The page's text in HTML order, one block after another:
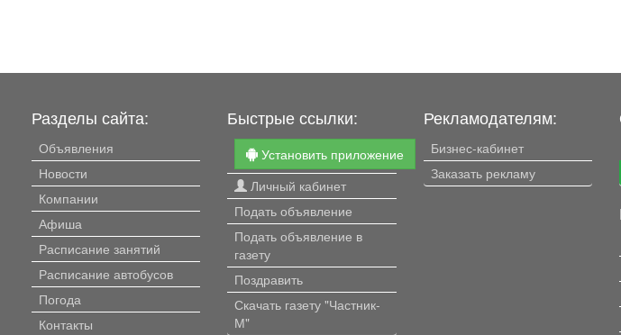
Разделы сайта:
Объявления
Новости
Компании
Афиша
Расписание занятий
Расписание автобусов
Погода
Контакты
Быстрые ссылки:
Установить приложение
Личный кабинет
Подать объявление
Подать объявление в
газету
Поздравить
Скачать газету "Частник-
М"
Рекламодателям:
Бизнес-кабинет
Заказать рекламу